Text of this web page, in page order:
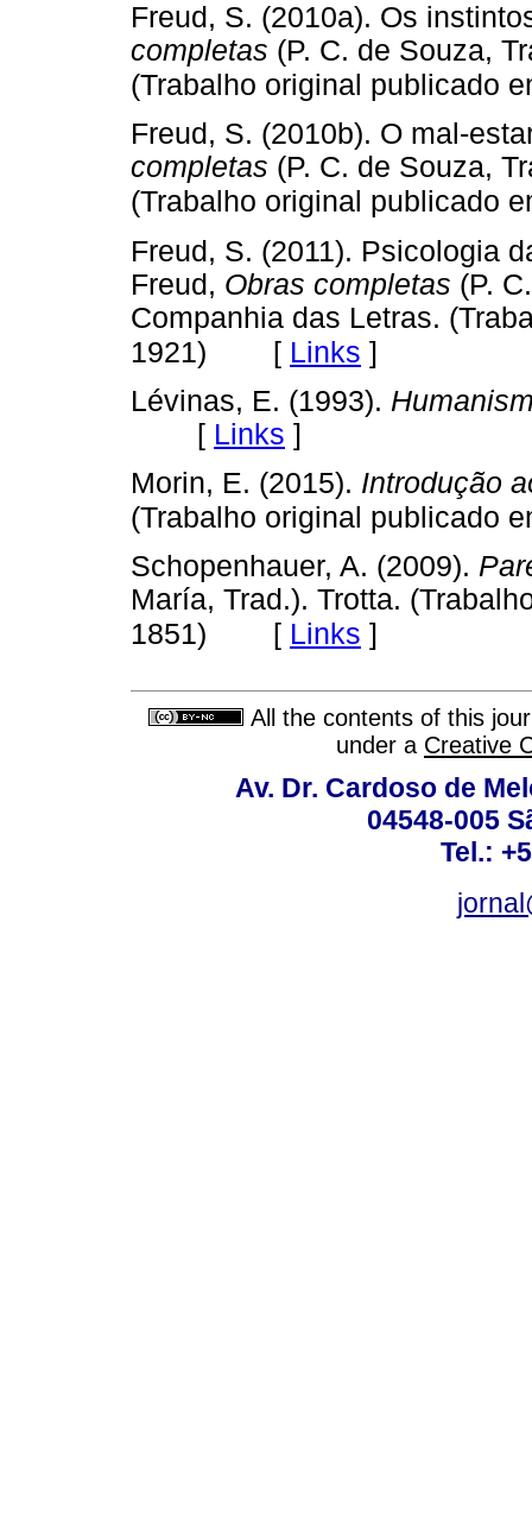
Freud, S. (2010a). Os
completas (P. C. de Souza,
(Trabalho original publicado
Freud, S. (2010b). O mal-
completas (P. C. de Souza,
(Trabalho original publicado
Freud, S. (2011). Psicologia
Freud, Obras completas (P.
Companhia das Letras.
1921) [ Links ]
Lévinas, E. (1993).
[ Links ]
Morin, E. (2015). Introdução
(Trabalho original publicado
Schopenhauer, A. (2009).
María, Trad.). Trotta.
1851) [ Links ]
All the contents of this
under a Creative
Av. Dr. Cardoso de
04548-005
Tel.: